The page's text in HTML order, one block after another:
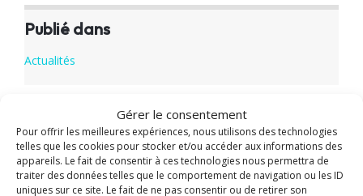
Gérer le consentement
Pour offrir les meilleures expériences, nous utilisons des technologies
telles que les cookies pour stocker et/ou accéder aux informations des
appareils. Le fait de consentir à ces technologies nous permettra de
traiter des données telles que le comportement de navigation ou les ID
uniques sur ce site. Le fait de ne pas consentir ou de retirer son
Publié dans
Actualités
Partager cet article